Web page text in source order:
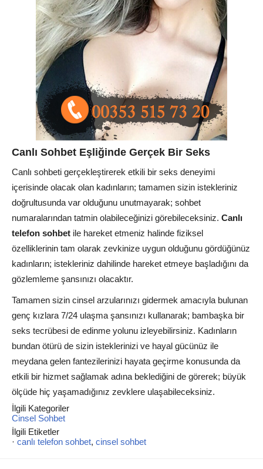
Canlı Sohbet Eşliğinde Gerçek Bir Seks
Canlı sohbeti gerçekleştirerek etkili bir seks deneyimi
içerisinde olacak olan kadınların; tamamen sizin istekleriniz
doğrultusunda var olduğunu unutmayarak; sohbet
numaralarından tatmin olabileceğinizi görebileceksiniz. Canlı
telefon sohbet ile hareket etmeniz halinde fiziksel
özelliklerinin tam olarak zevkinize uygun olduğunu gördüğünüz
kadınların; istekleriniz dahilinde hareket etmeye başladığını da
gözlemleme şansınızı olacaktır.
Tamamen sizin cinsel arzularınızı gidermek amacıyla bulunan
genç kızlara 7/24 ulaşma şansınızı kullanarak; bambaşka bir
seks tecrübesi de edinme yolunu izleyebilirsiniz. Kadınların
bundan ötürü de sizin isteklerinizi ve hayal gücünüz ile
meydana gelen fantezilerinizi hayata geçirme konusunda da
etkili bir hizmet sağlamak adına beklediğini de görerek; büyük
ölçüde hiç yaşamadığınız zevklere ulaşabileceksiniz.
İlgili Kategoriler
Cinsel Sohbet
İlgili Etiketler
· canlı telefon sohbet, cinsel sohbet